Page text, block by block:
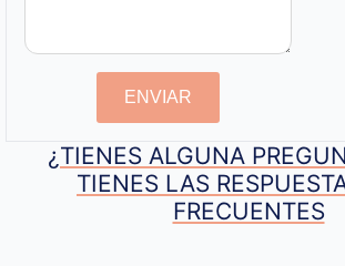
ENVIAR
¿TIENES ALGUNA
TIENES LAS
FRECUENTES